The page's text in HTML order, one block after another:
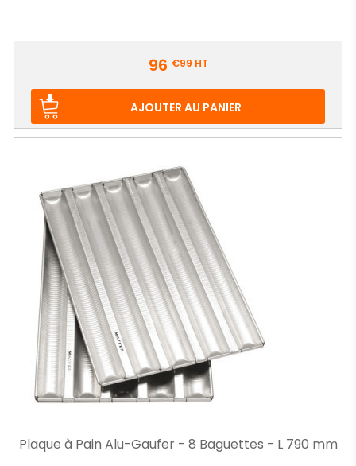
96 €99 HT
AJOUTER AU PANIER
Plaque à Pain Alu-Gaufer - 8 Baguettes - L 790 mm